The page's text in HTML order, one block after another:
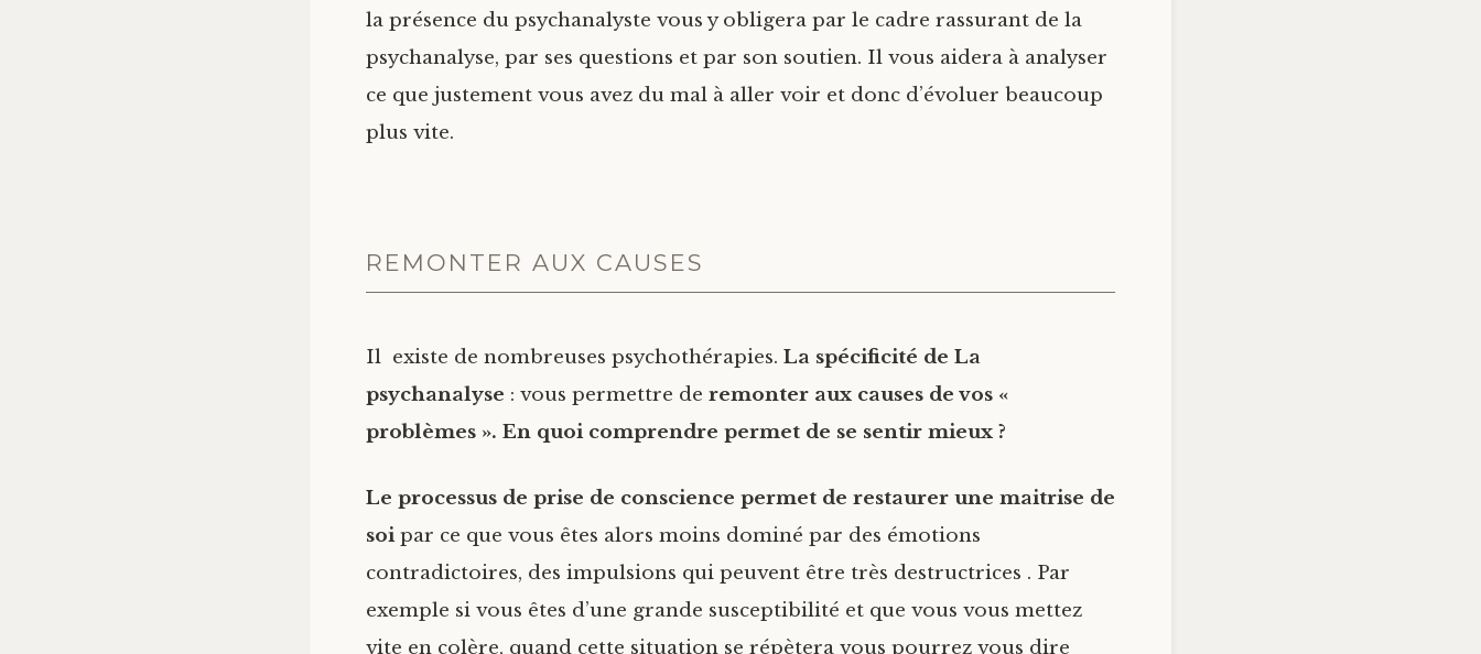
la présence du psychanalyste vous y obligera par le cadre rassurant de la
psychanalyse, par ses questions et par son soutien. Il vous aidera à analyser
ce que justement vous avez du mal à aller voir et donc d’évoluer beaucoup
plus vite.
REMONTER AUX CAUSES
Il existe de nombreuses psychothérapies. La spécificité de La
psychanalyse : vous permettre de remonter aux causes de vos «
problèmes ». En quoi comprendre permet de se sentir mieux ?
Le processus de prise de conscience permet de restaurer une maitrise de
soipar ce que vous êtes alors moins dominé par des émotions
contradictoires, des impulsions qui peuvent être très destructrices . Par
exemple si vous êtes d’une grande susceptibilité et que vous vous mettez
vite en colère, quand cette situation se répètera vous pourrez vous dire